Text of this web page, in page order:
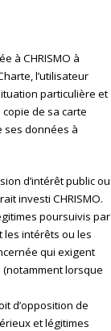
à CHRISMO à
l’utilisateur
particulière et
de sa carte
ses données à
d’intérêt public ou
investi CHRISMO.
poursuivis par
les intérêts ou les
qui exigent
lorsque
d’opposition de
et légitimes